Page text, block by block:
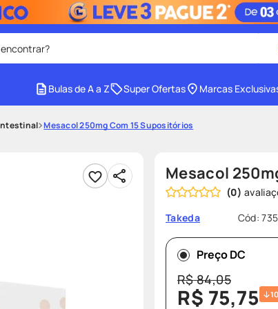
facial 4º shampoo
8º protetor solar
teste gravidez
Bulas de A a Z Super Ofertas Marcas
Mesacol 250mg Com 15 Supositórios
Mesacol
(0)
Takeda
Cód:
Preço DC
R$84,05
R$ 75,75